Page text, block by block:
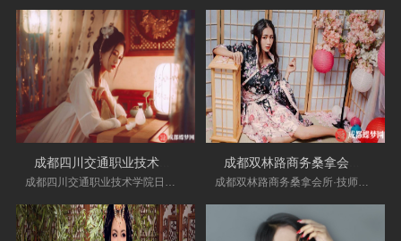
成都四川交通职业技术学院日式spa会所|手法各方 成都双林路商务桑拿会所·技师不错，非常健谈，